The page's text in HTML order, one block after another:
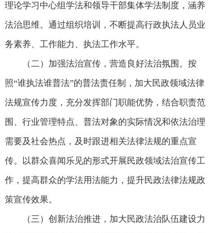
理论学习中心组学法和领导干部集体学法制度，涵养
法治思维。通过组织培训，不断提高行政执法人员业
务素养、工作能力、执法工作水平。
（二）加强法治宣传，营造良好法治氛围。按
照“谁执法谁普法”的普法责任制，加大民政领域法律
法规宣传力度，充分发挥部门职能优势，结合职责范
围、行业管理特点、普法对象的实际情况和依法治理
需要及社会热点，及时跟进相关法律法规的重点宣
传。以群众喜闻乐见的形式开展民政领域法治宣传工
作，提高群众的学法用法能力，提升民政法律法规政
策宣传效果。
（三）创新法治推进，加大民政法治队伍建设力